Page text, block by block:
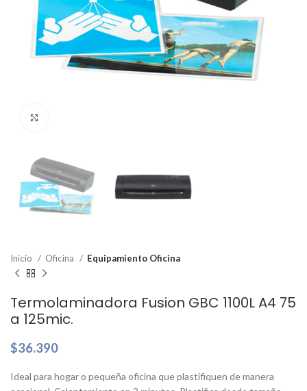
Inicio Oficina Equipamiento Oficina
Termolaminadora Fusion GBC 1100L A4 75
a 125mic.
$36.390
Ideal para hogar o pequeña oficina que plastifiquen de manera